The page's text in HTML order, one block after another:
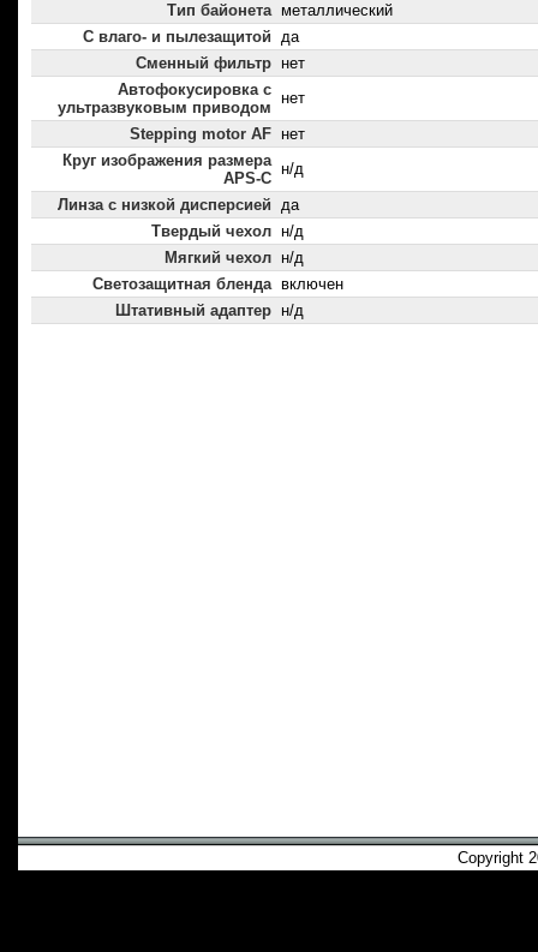
Тип байонета металлический
С влаго- и пылезащитой да
Сменный фильтр нет
Автофокусировка с
ультразвуковым приводом
нет
Stepping motor AF нет
Круг изображения размера
APS-C
н/д
Линза с низкой дисперсией да
Твердый чехол н/д
Мягкий чехол н/д
Светозащитная бленда включен
Штативный адаптер н/д
Copyright